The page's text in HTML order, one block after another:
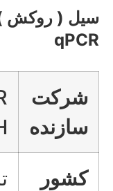
سیل ( روکش
qPCR
شرکت
سازنده
کشور